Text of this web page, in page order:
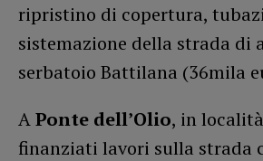
ripristino di copertura,
sistemazione della strada di
serbatoio Battilana (36mila
APonte dell’Olio, in località
finanziati lavori sulla strada